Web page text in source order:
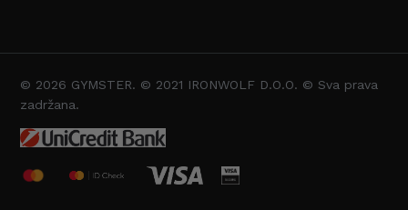
Svega: 0,00
Pregled Korpe
© 2026 GYMSTER. © 2021 IRONWOLF D.O.O. © Sva prava
zadržana.